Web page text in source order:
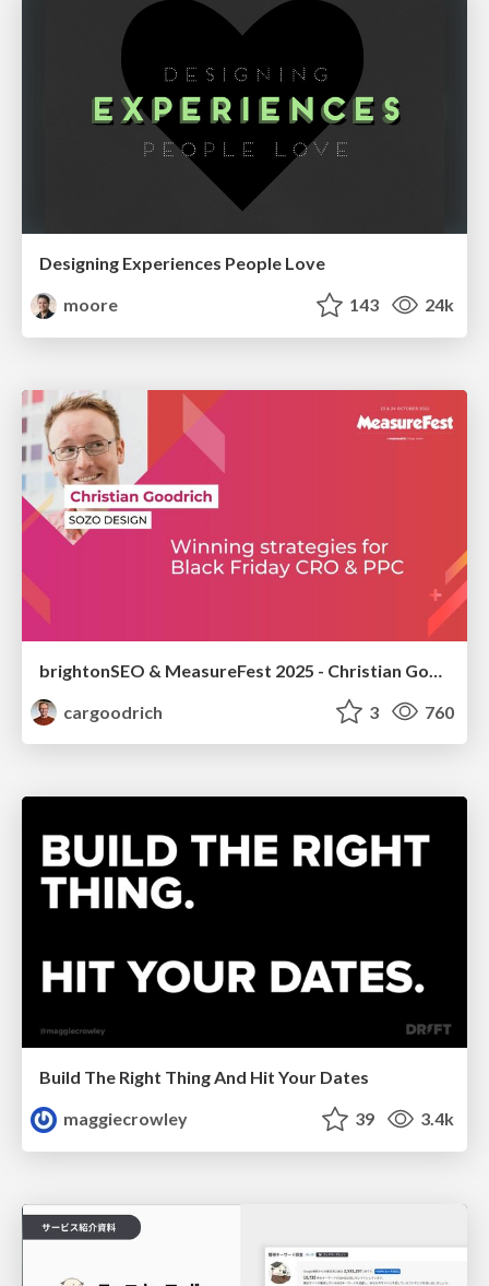
Designing Experiences People Love
moore
143 24k
cargoodrich
3 760
Build The Right Thing And Hit Your Dates
maggiecrowley
39 3.4k